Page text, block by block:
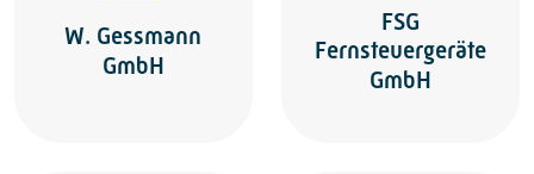
W. Gessmann
GmbH
FSG
Fernsteuergeräte
GmbH